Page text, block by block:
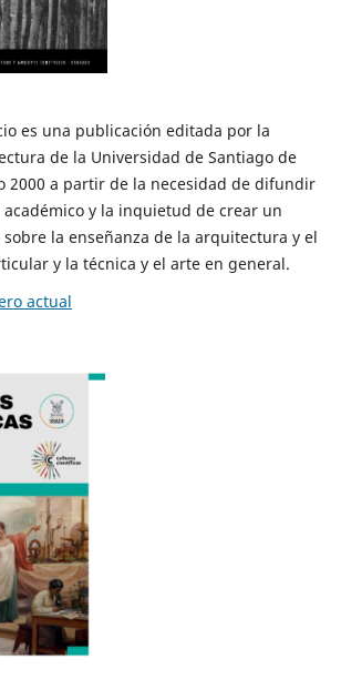
es una publicación editada por la
de la Universidad de Santiago de
2000 a partir de la necesidad de difundir
y la inquietud de crear un
la enseñanza de la arquitectura y el
y la técnica y el arte en general.
actual